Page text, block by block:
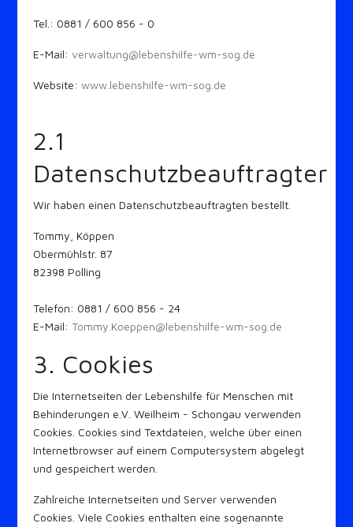
Tel.: 0881 / 600 856 - 0
E-Mail: verwaltung@lebenshilfe-wm-sog.de
Website: www.lebenshilfe-wm-sog.de
2.1
Datenschutzbeauftragter
Wir haben einen Datenschutzbeauftragten bestellt.
Tommy, Köppen
Obermühlstr. 87
82398 Polling
Telefon: 0881 / 600 856 - 24
E-Mail: Tommy.Koeppen@lebenshilfe-wm-sog.de
3. Cookies
Die Internetseiten der Lebenshilfe für Menschen mit
Behinderungen e.V. Weilheim - Schongau verwenden
Cookies. Cookies sind Textdateien, welche über einen
Internetbrowser auf einem Computersystem abgelegt
und gespeichert werden.
Zahlreiche Internetseiten und Server verwenden
Cookies. Viele Cookies enthalten eine sogenannte